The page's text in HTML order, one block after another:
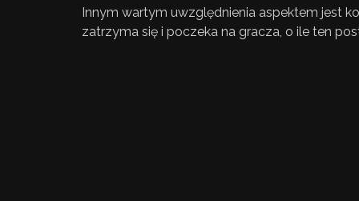
Innym wartym uwzględnienia aspektem jest
zatrzyma się i poczeka na gracza, o ile ten